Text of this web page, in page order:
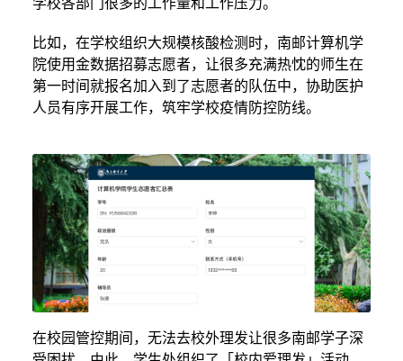
比如，在学校组织大规模核酸检测时，南邮计算机学
院使用金数据招募志愿者，让很多充满热忱的师生在
第一时间就报名加入到了志愿者的队伍中，协助医护
人员有序开展工作，筑牢学校疫情防控防线。
在校园管控期间，无法去校外理发让很多南邮学子深